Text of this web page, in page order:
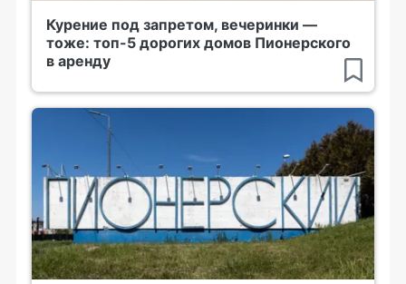
Курение под запретом, вечеринки —
тоже: топ-5 дорогих домов Пионерского
в аренду